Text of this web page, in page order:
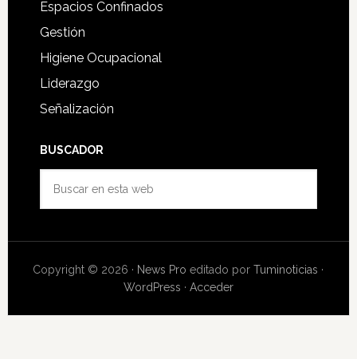
Espacios Confinados
Gestión
Higiene Ocupacional
Liderazgo
Señalización
BUSCADOR
web
Copyright © 2026 · News Pro editado porTuminoticias ·
WordPress · Acceder